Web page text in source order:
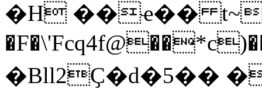
�H ��ҽ��
�Bll2Ҫ�d�5��